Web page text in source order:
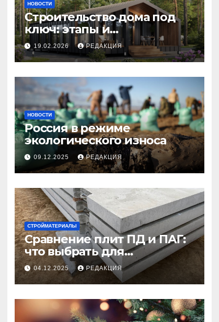
НОВОСТИ
Строительство дома под
ключ: этапы и
планирование бюджета
19.02.2026 РЕДАКЦИЯ
НОВОСТИ
Россия в режиме
экологического износа
09.12.2025 РЕДАКЦИЯ
СТРОЙМАТЕРИАЛЫ
Сравнение плит ПД и ПАГ:
что выбрать для
долговечного и прочного
покрытия
04.12.2025 РЕДАКЦИЯ